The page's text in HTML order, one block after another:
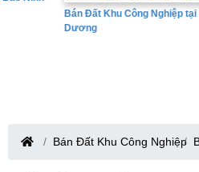
Bán Đất Khu Công Nghiệp tại Hải
Bán Đất Khu Công Nghiệp